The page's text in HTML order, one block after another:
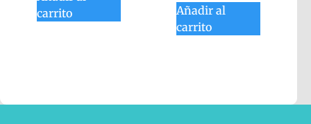
carrito
Añadir al
carrito